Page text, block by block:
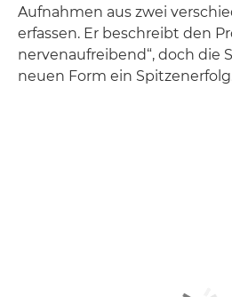
Aufnahmen aus zwei
erfassen. Er beschreibt den
nervenaufreibend“, doch die
neuen Form ein